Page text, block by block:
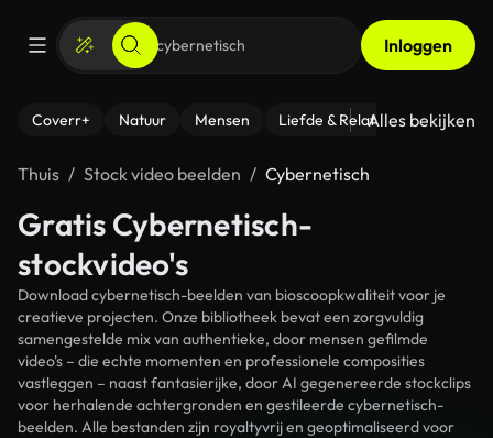
Inloggen
Coverr+ Natuur Mensen Liefde & Relaties - Fitness
Alles bekijken
Thuis Stock video beelden Cybernetisch
Gratis Cybernetisch-
stockvideo's
Download cybernetisch-beelden van bioscoopkwaliteit voor je
creatieve projecten. Onze bibliotheek bevat een zorgvuldig
samengestelde mix van authentieke, door mensen gefilmde
video's – die echte momenten en professionele composities
vastleggen – naast fantasierijke, door AI gegenereerde stockclips
voor herhalende achtergronden en gestileerde cybernetisch-
beelden. Alle bestanden zijn royaltyvrij en geoptimaliseerd voor